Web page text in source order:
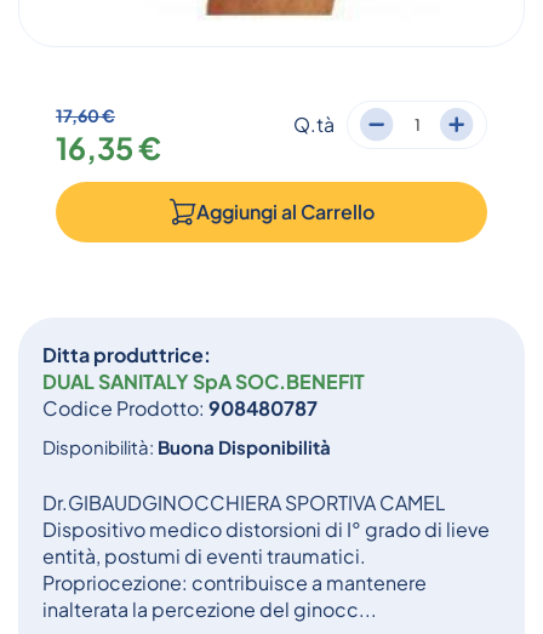
Ditta produttrice:
DUAL SANITALY SpA SOC.BENEFIT
Codice Prodotto: 908480787
Disponibilità: Buona Disponibilità
Dr.GIBAUDGINOCCHIERA SPORTIVA CAMEL
Dispositivo medico distorsioni di I° grado di lieve
entità, postumi di eventi traumatici.
Propriocezione: contribuisce a mantenere
inalterata la percezione del ginocc...
17,60 €
16,35 €
Q.tà
Aggiungi al Carrello